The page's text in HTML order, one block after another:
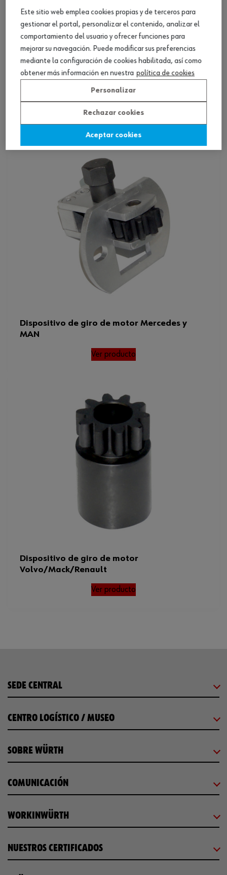
Rotador de cigüeñal para motor Volvo
cuadr. 1/2"
Dispositivo de giro de motor Mercedes y
MAN
Ver producto
Dispositivo de giro de motor
Volvo/Mack/Renault
Ver producto
SEDE CENTRAL
CENTRO LOGÍSTICO / MUSEO
SOBRE WÜRTH
COMUNICACIÓN
WORKINWÜRTH
NUESTROS CERTIFICADOS
Este sitio web emplea cookies propias y de terceros para
gestionar el portal, personalizar el contenido, analizar el
comportamiento del usuario y ofrecer funciones para
mejorar su navegación. Puede modificar sus preferencias
mediante la configuración de cookies habilitada, así como
obtener más información en nuestra política de cookies
Personalizar
Rechazar cookies
Aceptar cookies